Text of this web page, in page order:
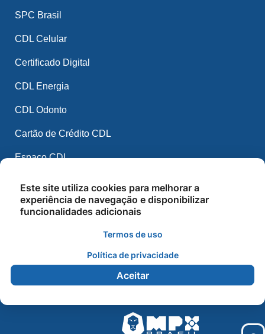
SPC Brasil
CDL Celular
Certificado Digital
CDL Energia
CDL Odonto
Cartão de Crédito CDL
Espaço CDL
CDL IA
Cursos e Palestras
Este site utiliza cookies para melhorar a
experiência de navegação e disponibilizar
funcionalidades adicionais
Termos de uso
Política de privacidade
Aceitar